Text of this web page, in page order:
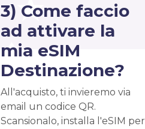
3) Come faccio
ad attivare la
mia eSIM
Destinazione?
All'acquisto, ti invieremo via
email un codice QR.
Scansionalo, installa l'eSIM per